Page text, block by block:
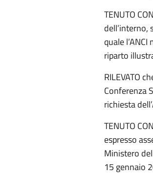
TENUTO
dell’interno,
quale
riparto
RILEVATO
Conferenza
richiesta
TENUTO
espresso
Ministero
15 gennaio